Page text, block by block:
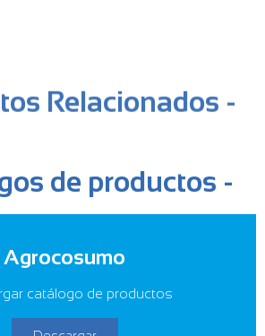
Relacionados -
de productos -
Agrocosumo
catálogo de productos